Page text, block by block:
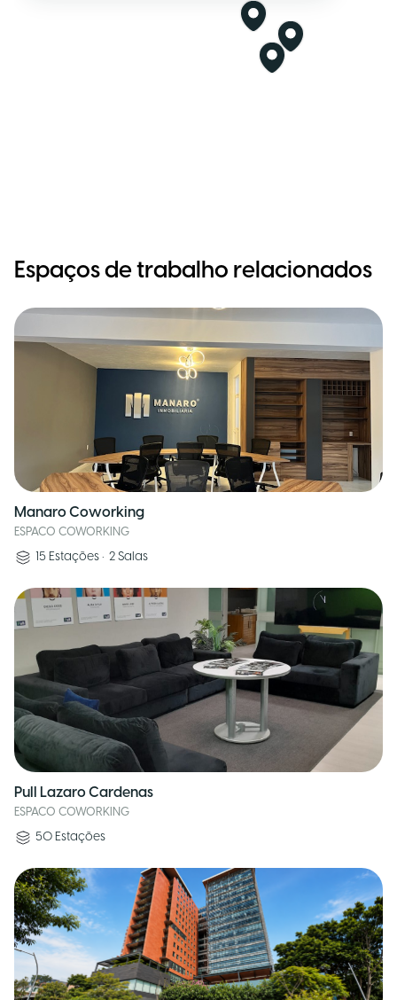
Espaços de trabalho relacionados
Manaro Coworking
ESPACO COWORKING
15 Estações • 2 Salas
Pull Lazaro Cardenas
ESPACO COWORKING
50 Estações